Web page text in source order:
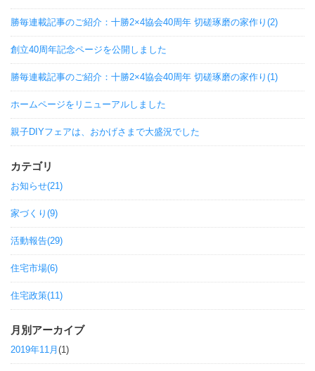
勝毎連載記事のご紹介：十勝2×4協会40周年 切磋琢磨の家作り(2)
創立40周年記念ページを公開しました
勝毎連載記事のご紹介：十勝2×4協会40周年 切磋琢磨の家作り(1)
ホームページをリニューアルしました
親子DIYフェアは、おかげさまで大盛況でした
カテゴリ
お知らせ(21)
家づくり(9)
活動報告(29)
住宅市場(6)
住宅政策(11)
月別アーカイブ
2019年11月 (1)